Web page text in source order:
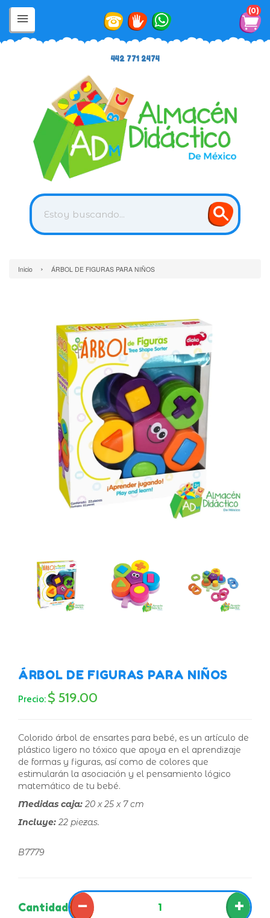
0
442 771 2474
Inicio › ÁRBOL DE FIGURAS PARA NIÑOS
ÁRBOL DE FIGURAS PARA NIÑOS
Precio: $ 519.00
Colorido árbol de ensartes para bebé, es un artículo de
plástico ligero no tóxico que apoya en el aprendizaje
de formas y figuras, así como de colores que
estimularán la asociación y el pensamiento lógico
matemático de tu bebé.
Medidas caja: 20 x 25 x 7 cm
Incluye: 22 piezas.
B7779
Cantidad − +